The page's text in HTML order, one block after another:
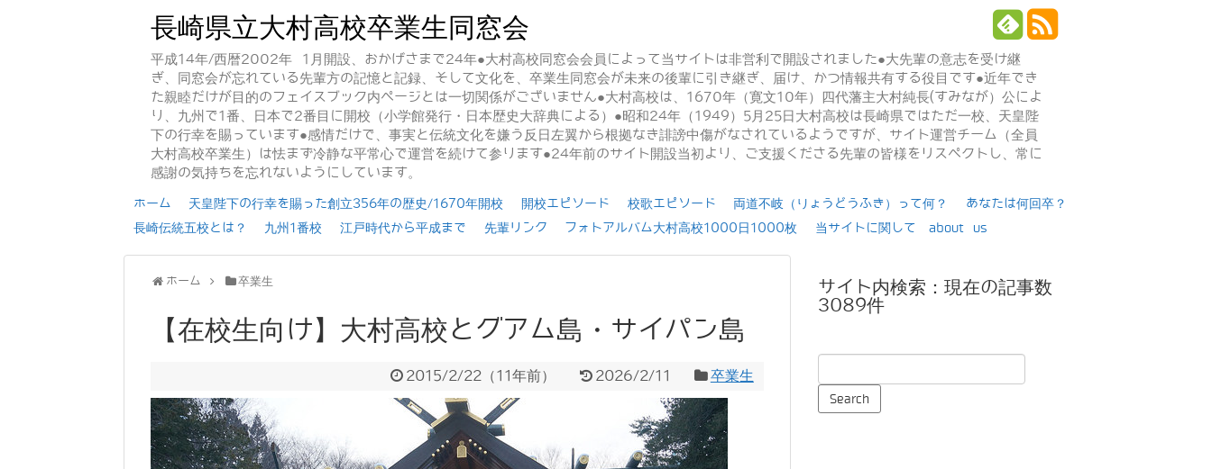
長崎県立大村高校卒業生同窓会
平成14年/西暦2002年 1月開設、おかげさまで24年●大村高校同窓会会員によって当サイトは非営利で開設されました●大先輩の意志を受け継
ぎ、同窓会が忘れている先輩方の記憶と記録、そして文化を、卒業生同窓会が未来の後輩に引き継ぎ、届け、かつ情報共有する役目です●近年でき
た親睦だけが目的のフェイスブック内ページとは一切関係がございません●大村高校は、1670年（寛文10年）四代藩主大村純長(すみなが）公によ
り、九州で1番、日本で2番目に開校（小学館発行・日本歴史大辞典による）●昭和24年（1949）5月25日大村高校は長崎県ではただ一校、天皇陛
下の行幸を賜っています●感情だけで、事実と伝統文化を嫌う反日左翼から根拠なき誹謗中傷がなされているようですが、サイト運営チーム（全員
大村高校卒業生）は怯まず冷静な平常心で運営を続けて参ります●24年前のサイト開設当初より、ご支援くださる先輩の皆様をリスペクトし、常に
感謝の気持ちを忘れないようにしています。
ホーム 天皇陛下の行幸を賜った創立356年の歴史/1670年開校 開校エピソード 校歌エピソード 両道不岐（りょうどうふき）って何？
あなたは何回卒？
長崎伝統五校とは？
九州1番校 江戸時代から平成まで 先輩リンク フォトアルバム大村高校1000日1000枚 当サイトに関して about us
ホーム 卒業生
【在校生向け】大村高校とグアム島・サイパン島
2015/2/22 （11年前） 2026/2/11 卒業生
サイト内検索：現在の記事数
3089件